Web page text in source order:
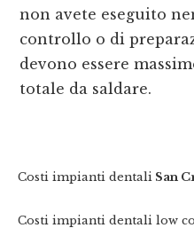
non avete eseguito
controllo o di
devono essere
totale da saldare.
Costi impianti dentali San
Costi impianti dentali low